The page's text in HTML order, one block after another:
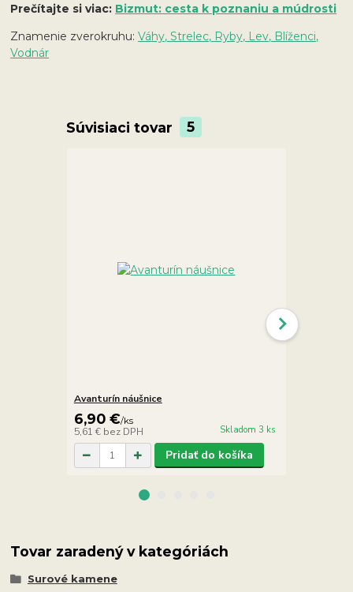
Prečítajte si viac: Bizmut: cesta k poznaniu a múdrosti
Znamenie zverokruhu:Váhy, Strelec, Ryby, Lev, Blíženci,
Vodnár
Súvisiaci tovar 5
Avanturín náušnice
6,90 €/ks
5,61 € bez DPH Skladom 3 ks
Pridať do košíka
Tovar zaradený v kategóriách
Surové kamene